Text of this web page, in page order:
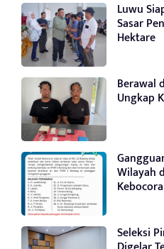
Luwu
Sasar
Hektare
Berawal
Ungkap
Wilayah
Seleksi